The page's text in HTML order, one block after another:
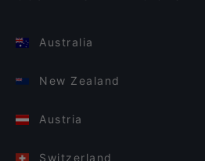
Australia
New Zealand
Austria
Switzerland